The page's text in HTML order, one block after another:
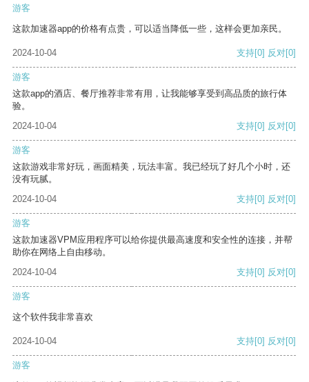
游客
这款加速器app的价格有点贵，可以适当降低一些，这样会更加亲民。
2024-10-04 支持[0] 反对[0]
游客
这款app的酒店、餐厅推荐非常有用，让我能够享受到高品质的旅行体
验。
2024-10-04
支持[0] 反对[0]
游客
这款游戏非常好玩，画面精美，玩法丰富。我已经玩了好几个小时，还
没有玩腻。
2024-10-04
支持[0] 反对[0]
游客
这款加速器VPM应用程序可以给你提供最高速度和安全性的连接，并帮
助你在网络上自由移动。
2024-10-04
支持[0] 反对[0]
游客
这个软件我非常喜欢
2024-10-04 支持[0] 反对[0]
游客